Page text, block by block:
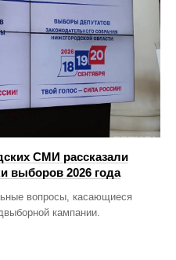
СМИ рассказали
выборов 2026 года
вопросы, касающиеся
кампании.